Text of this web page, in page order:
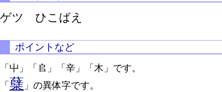
ゲツ ひこばえ
ポイントなど
「屮」「𠂤」「辛」「木」です。
「 蘖 」の異体字です。